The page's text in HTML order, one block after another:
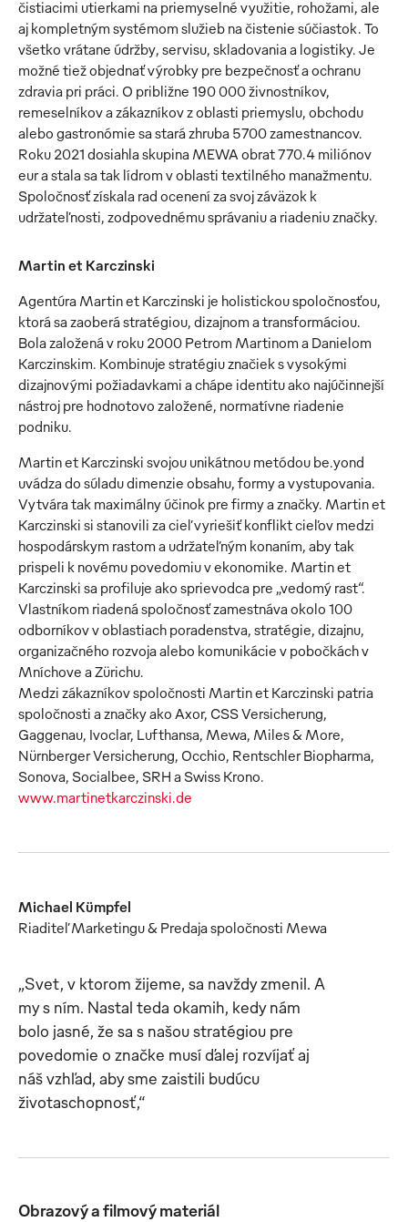
čistiacimi utierkami na priemyselné využitie, rohožami, ale
aj kompletným systémom služieb na čistenie súčiastok. To
všetko vrátane údržby, servisu, skladovania a logistiky. Je
možné tiež objednať výrobky pre bezpečnosť a ochranu
zdravia pri práci. O približne 190 000 živnostníkov,
remeselníkov a zákazníkov z oblasti priemyslu, obchodu
alebo gastronómie sa stará zhruba 5700 zamestnancov.
Roku 2021 dosiahla skupina MEWA obrat 770.4 miliónov
eur a stala sa tak lídrom v oblasti textilného manažmentu.
Spoločnosť získala rad ocenení za svoj záväzok k
udržateľnosti, zodpovednému správaniu a riadeniu značky.
Martin et Karczinski
Agentúra Martin et Karczinski je holistickou spoločnosťou,
ktorá sa zaoberá stratégiou, dizajnom a transformáciou.
Bola založená v roku 2000 Petrom Martinom a Danielom
Karczinskim. Kombinuje stratégiu značiek s vysokými
dizajnovými požiadavkami a chápe identitu ako najúčinnejší
nástroj pre hodnotovo založené, normatívne riadenie
podniku.
Martin et Karczinski svojou unikátnou metódou be.yond
uvádza do súladu dimenzie obsahu, formy a vystupovania.
Vytvára tak maximálny účinok pre firmy a značky. Martin et
Karczinski si stanovili za cieľ vyriešiť konflikt cieľov medzi
hospodárskym rastom a udržateľným konaním, aby tak
prispeli k novému povedomiu v ekonomike. Martin et
Karczinski sa profiluje ako sprievodca pre „vedomý rast“.
Vlastníkom riadená spoločnosť zamestnáva okolo 100
odborníkov v oblastiach poradenstva, stratégie, dizajnu,
organizačného rozvoja alebo komunikácie v pobočkách v
Mníchove a Zürichu.
Medzi zákazníkov spoločnosti Martin et Karczinski patria
spoločnosti a značky ako Axor, CSS Versicherung,
Gaggenau, Ivoclar, Lufthansa, Mewa, Miles & More,
Nürnberger Versicherung, Occhio, Rentschler Biopharma,
www.martinetkarczinski.de
Michael Kümpfel
Riaditeľ Marketingu & Predaja spoločnosti Mewa
„Svet, v ktorom žijeme, sa navždy zmenil. A
my s ním. Nastal teda okamih, kedy nám
bolo jasné, že sa s našou stratégiou pre
povedomie o značke musí ďalej rozvíjať aj
náš vzhľad, aby sme zaistili budúcu
životaschopnosť,“
Obrazový a filmový materiál